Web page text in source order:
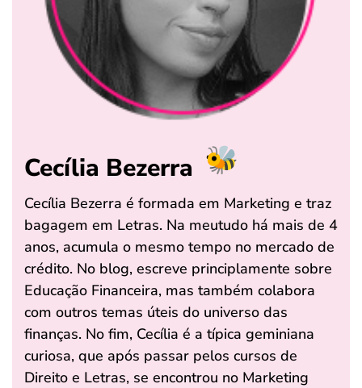
Cecília Bezerra
Cecília Bezerra é formada em Marketing e traz
bagagem em Letras. Na meutudo há mais de 4
anos, acumula o mesmo tempo no mercado de
crédito. No blog, escreve principlamente sobre
Educação Financeira, mas também colabora
com outros temas úteis do universo das
finanças. No fim, Cecília é a típica geminiana
curiosa, que após passar pelos cursos de
Direito e Letras, se encontrou no Marketing